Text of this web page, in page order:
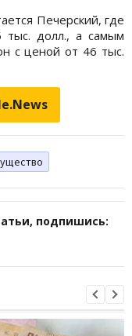
Печерский, где
тыс. долл., а самым
с ценой от 46 тыс.
подпишись: